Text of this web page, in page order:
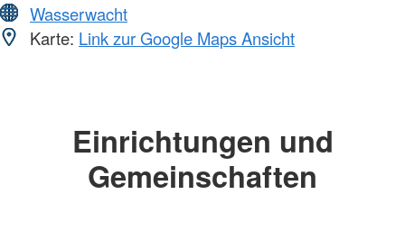
Wasserwacht
Karte: Link zur Google Maps Ansicht
Einrichtungen und
Gemeinschaften